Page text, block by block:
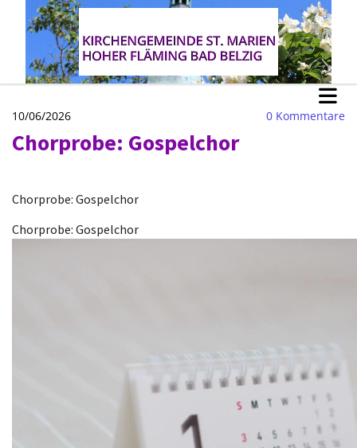
10/06/2026 0 Kommentare
Chorprobe: Gospelchor
Chorprobe: Gospelchor
Chorprobe: Gospelchor